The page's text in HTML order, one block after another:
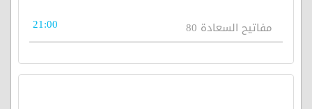
مفاتيح السعادة 80 21:00